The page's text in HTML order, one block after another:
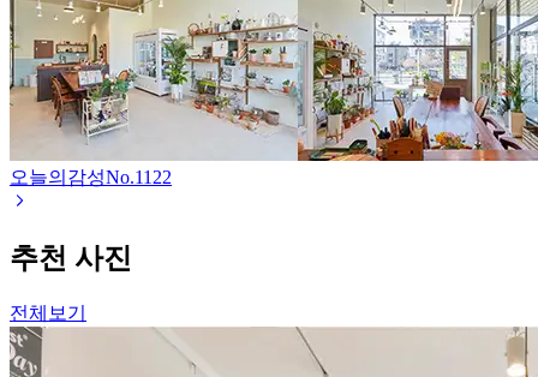
오늘의감성No.1122
추천 사진
전체보기